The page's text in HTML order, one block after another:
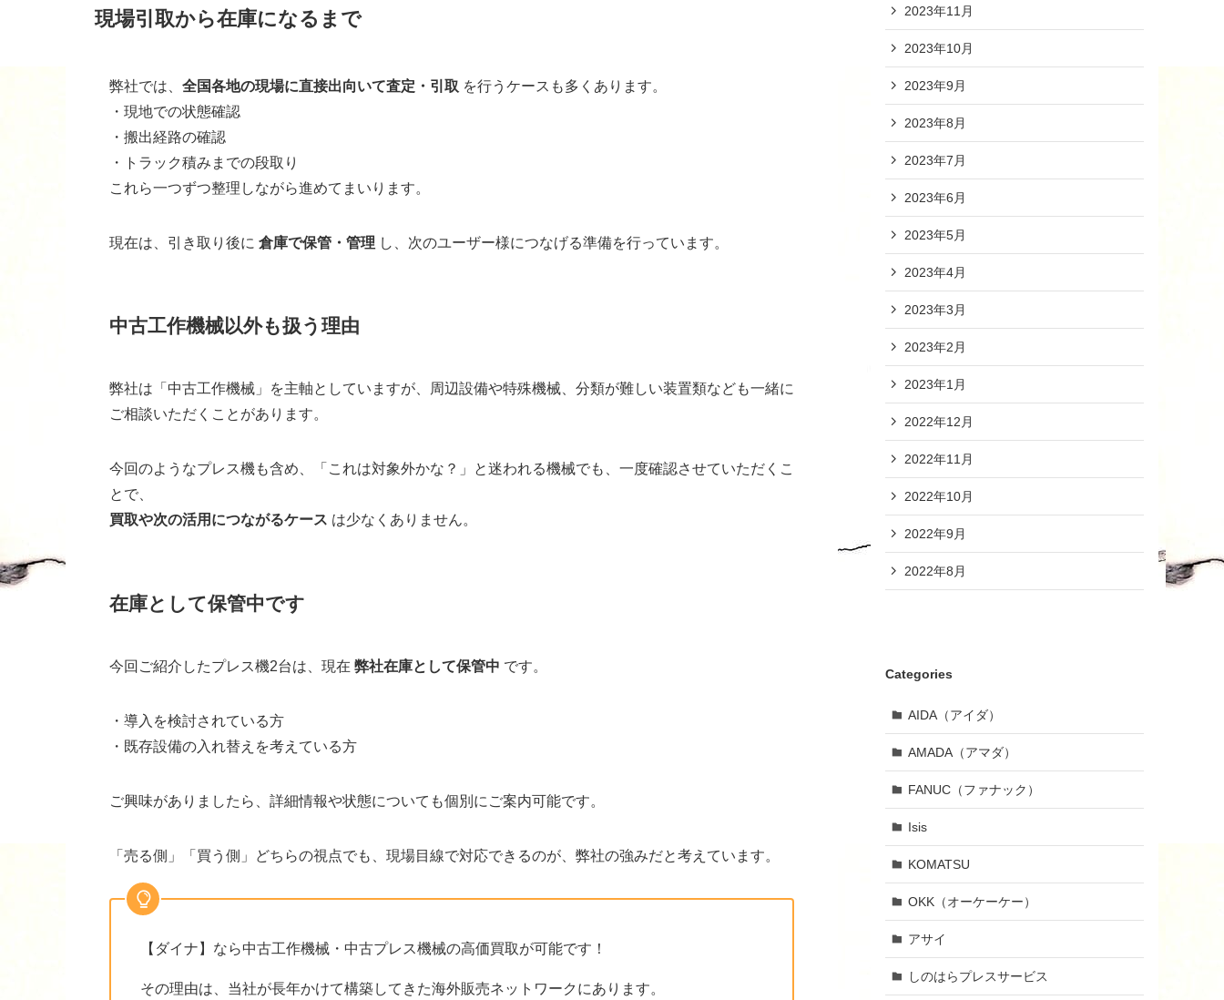
現場引取から在庫になるまで
弊社では、 全国各地の現場に直接出向いて査定・引取 を行うケースも多くあります。
・現地での状態確認
・搬出経路の確認
・トラック積みまでの段取り
これら一つずつ整理しながら進めてまいります。
現在は、引き取り後に 倉庫で保管・管理 し、次のユーザー様につなげる準備を行っています。
中古工作機械以外も扱う理由
弊社は「中古工作機械」を主軸としていますが、周辺設備や特殊機械、分類が難しい装置類なども一緒に
ご相談いただくことがあります。
今回のようなプレス機も含め、「これは対象外かな？」と迷われる機械でも、一度確認させていただくこ
とで、
買取や次の活用につながるケース は少なくありません。
在庫として保管中です
今回ご紹介したプレス機2台は、現在 弊社在庫として保管中 です。
・導入を検討されている方
・既存設備の入れ替えを考えている方
ご興味がありましたら、詳細情報や状態についても個別にご案内可能です。
「売る側」「買う側」どちらの視点でも、現場目線で対応できるのが、弊社の強みだと考えています。
【ダイナ】なら中古工作機械・中古プレス機械の高価買取が可能です！
その理由は、当社が長年かけて構築してきた海外販売ネットワークにあります。
2023年11月
2023年10月
2023年9月
2023年8月
2023年7月
2023年6月
2023年5月
2023年4月
2023年3月
2023年2月
2023年1月
2022年12月
2022年11月
2022年10月
2022年9月
2022年8月
Categories
AIDA（アイダ）
AMADA（アマダ）
FANUC（ファナック）
Isis
KOMATSU
OKK（オーケーケー）
アサイ
しのはらプレスサービス